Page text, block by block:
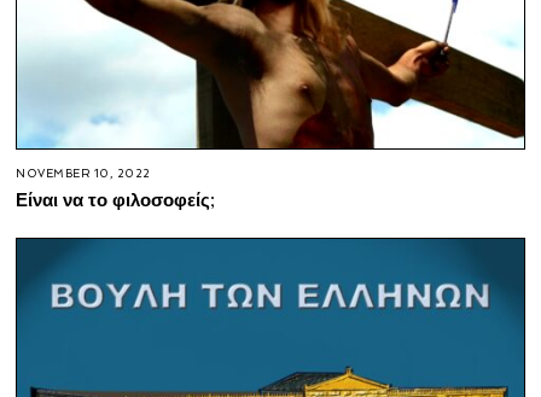
NOVEMBER 10, 2022
Είναι να το φιλοσοφείς;